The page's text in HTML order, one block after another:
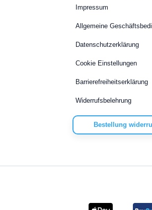
Impressum
Allgemeine
Datenschutzerklärung
Cookie Einstellungen
Barrierefreiheitserklärung
Widerrufsbelehrung
Bestellung